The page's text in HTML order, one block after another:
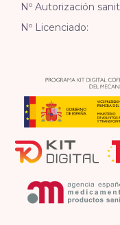
Nº Autorización
Nº Licenciado: